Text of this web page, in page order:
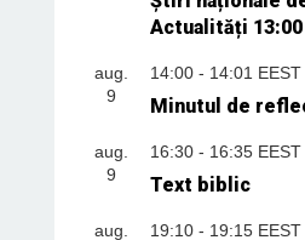
Actualități 13:00
aug.
9
14:00- 14:01 EEST
Minutul de
aug.
9
16:30- 16:35 EEST
Text biblic
aug.
19:10- 19:15 EEST